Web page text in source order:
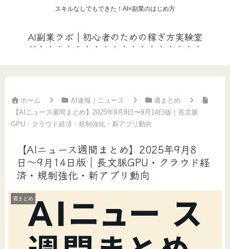
スキルなしでもできた！AI×副業のはじめ方
AI副業ラボ｜初心者のための稼ぎ方実験室
ホーム AI速報｜ニュース
週まとめ
【AIニュース週間まとめ】2025年9月8日〜9月14日版｜長文脈
GPU・クラウド経済・規制強化・新アプリ動向
【AIニュース週間まとめ】2025年9月8
日〜9月14日版｜長文脈GPU・クラウド経
済・規制強化・新アプリ動向
週まとめ